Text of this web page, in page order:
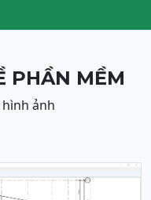
PHẦN MỀM
ảnh